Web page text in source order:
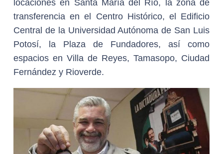
locaciones en Santa María del Río, la zona de
transferencia en el Centro Histórico, el Edificio
Central de la Universidad Autónoma de San Luis
Potosí, la Plaza de Fundadores, así como
espacios en Villa de Reyes, Tamasopo, Ciudad
Fernández y Rioverde.